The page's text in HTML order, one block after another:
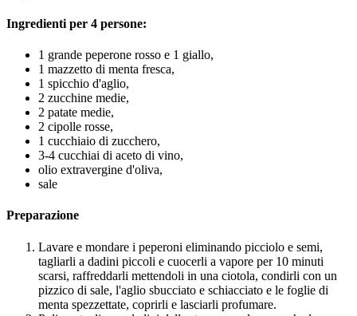
Ingredienti per 4 persone:
1 grande peperone rosso e 1 giallo,
1 mazzetto di menta fresca,
1 spicchio d'aglio,
2 zucchine medie,
2 patate medie,
2 cipolle rosse,
1 cucchiaio di zucchero,
3-4 cucchiai di aceto di vino,
olio extravergine d'oliva,
sale
Preparazione
Lavare e mondare i peperoni eliminando picciolo e semi,
tagliarli a dadini piccoli e cuocerli a vapore per 10 minuti
scarsi, raffreddarli mettendoli in una ciotola, condirli con un
pizzico di sale, l'aglio sbucciato e schiacciato e le foglie di
menta spezzettate, coprirli e lasciarli profumare.